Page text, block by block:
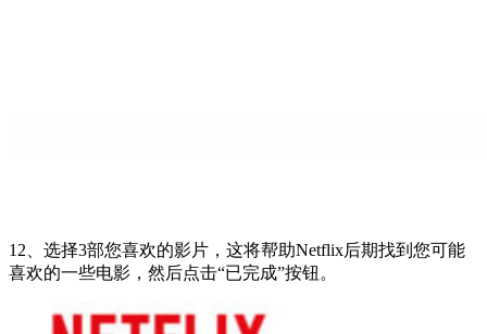
12、选择3部您喜欢的影片，这将帮助Netflix后期找到您可能
喜欢的一些电影，然后点击“已完成”按钮。